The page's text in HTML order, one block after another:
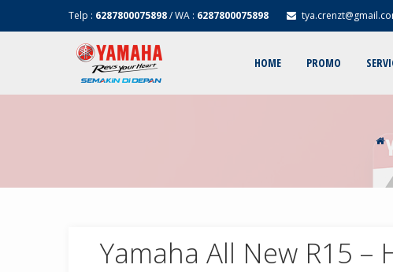
Telp : 6287800075898/ WA : 6287800075898
HOME PROMO
Yamaha All New R15 –